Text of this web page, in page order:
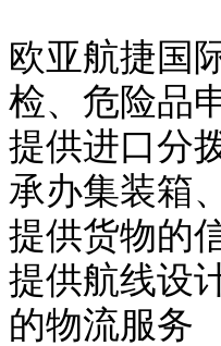
欧亚航捷国
检、危险品
提供进口分
承办集装箱
提供货物的
提供航线设
的物流服务